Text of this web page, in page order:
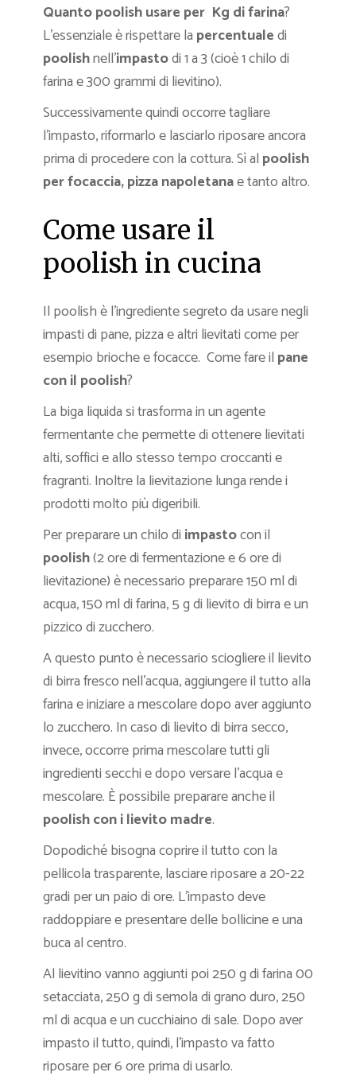
Quanto poolish usare per Kg di farina?
L’essenziale è rispettare la percentualedi
poolishnell’impastodi 1 a 3 (cioè 1 chilo di
farina e 300 grammi di lievitino).
Successivamente quindi occorre tagliare
l’impasto, riformarlo e lasciarlo riposare ancora
prima di procedere con la cottura. Sì al poolish
per focaccia, pizza napoletanae tanto altro.
Come usare il
poolish in cucina
Il poolish è l’ingrediente segreto da usare negli
impasti di pane, pizza e altri lievitati come per
esempio brioche e focacce. Come fare il pane
con il poolish?
La biga liquida si trasforma in un agente
fermentante che permette di ottenere lievitati
alti, soffici e allo stesso tempo croccanti e
fragranti. Inoltre la lievitazione lunga rende i
prodotti molto più digeribili.
Per preparare un chilo di impastocon il
poolish(2 ore di fermentazione e 6 ore di
lievitazione) è necessario preparare 150 ml di
acqua, 150 ml di farina, 5 g di lievito di birra e un
pizzico di zucchero.
A questo punto è necessario sciogliere il lievito
di birra fresco nell’acqua, aggiungere il tutto alla
farina e iniziare a mescolare dopo aver aggiunto
lo zucchero. In caso di lievito di birra secco,
invece, occorre prima mescolare tutti gli
ingredienti secchi e dopo versare l’acqua e
mescolare. È possibile preparare anche il
poolish con i lievito madre.
Dopodiché bisogna coprire il tutto con la
pellicola trasparente, lasciare riposare a 20-22
gradi per un paio di ore. L’impasto deve
raddoppiare e presentare delle bollicine e una
buca al centro.
Al lievitino vanno aggiunti poi 250 g di farina 00
setacciata, 250 g di semola di grano duro, 250
ml di acqua e un cucchiaino di sale. Dopo aver
impasto il tutto, quindi, l’impasto va fatto
riposare per 6 ore prima di usarlo.